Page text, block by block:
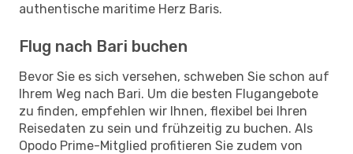
authentische maritime Herz Baris.
Flug nach Bari buchen
Bevor Sie es sich versehen, schweben Sie schon auf
Ihrem Weg nach Bari. Um die besten Flugangebote
zu finden, empfehlen wir Ihnen, flexibel bei Ihren
Reisedaten zu sein und frühzeitig zu buchen. Als
Opodo Prime-Mitglied profitieren Sie zudem von